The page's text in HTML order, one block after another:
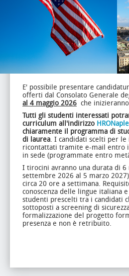
E' possibile presentare
offerti dal Consolato Generale
al 4 maggio 2026 che
Tutti gli studenti interessati
curriculum all'indirizzo
chiaramente il programma di
di laurea. I candidati scelti per
ricontattati tramite e-mail entro
in sede (programmate entro
I tirocini avranno una durata di
settembre 2026 al 5 marzo
circa 20 ore a settimana.
conoscenza delle lingue italiana
studenti prescelti tra i candidati
sottoposti a screening di
formalizzazione del progetto
presenza e non è retribuito.